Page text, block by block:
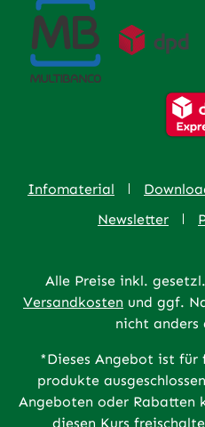
Infomaterial
Newsletter
Alle Preise inkl.
Versandkosten und ggf.
nicht anders
*Dieses Angebot ist
produkte
Angeboten oder Rabatten
diesen Kurs